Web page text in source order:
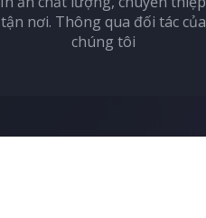
tận nơi. Thông qua đối tác của
chúng tôi